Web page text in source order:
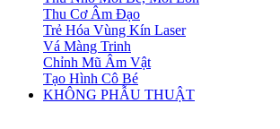
Thu Cơ Âm Đạo
Trẻ Hóa Vùng Kín Laser
Vá Màng Trinh
Chỉnh Mũ Âm Vật
Tạo Hình Cô Bé
KHÔNG PHẪU THUẬT